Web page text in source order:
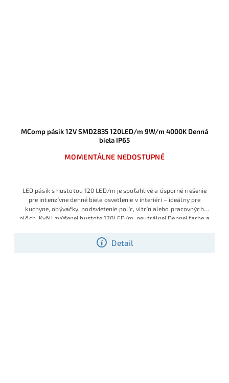
MComp pásik 12V SMD2835 120LED/m 9W/m 4000K Denná
biela IP65
MOMENTÁLNE NEDOSTUPNÉ
Detail
LED pásik s hustotou 120 LED/m je spoľahlivé a úsporné riešenie
pre intenzívne denné biele osvetlenie v interiéri – ideálny pre
kuchyne, obývačky, podsvietenie políc, vitrín alebo pracovných
plôch. Kvôli zvýšenej hustote 120LED/m, neutrálnej Dennej farbe a
najviac používané SMD LED pásiky